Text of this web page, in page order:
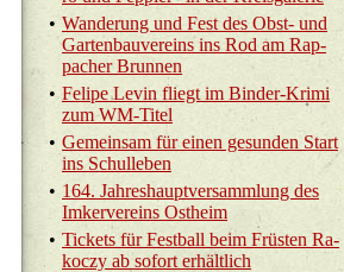
• Wan­de­rung und Fest des Obst- und
Gar­ten­bau­ver­eins ins Rod am Rap­
pa­cher Brun­nen
• Fe­li­pe Levin fliegt im Bin­der-Kri­mi
zum WM-Ti­tel
• Ge­mein­sam für einen ge­sun­den Start
ins Schul­le­ben
• 164. Jah­res­haupt­ver­samm­lung des
Im­ker­ver­eins Ost­heim
• Ti­ckets für Fest­ball beim Früs­ten Ra­
koc­zy ab so­fort er­hält­lich